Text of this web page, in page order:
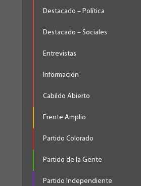
Destacado – Política
Destacado – Sociales
Entrevistas
Información
Cabildo Abierto
Frente Amplio
Partido Colorado
Partido de la Gente
Partido Independiente